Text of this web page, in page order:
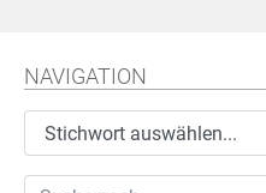
NAVIGATION